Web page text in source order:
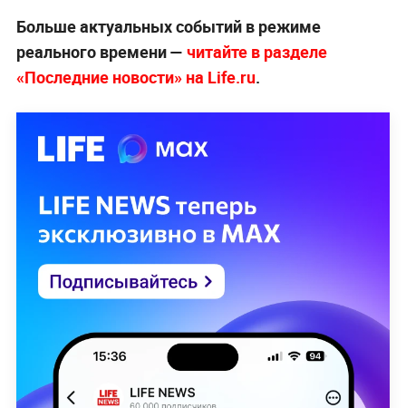
Больше актуальных событий в режиме
реального времени — читайте в разделе
«Последние новости» на Life.ru.